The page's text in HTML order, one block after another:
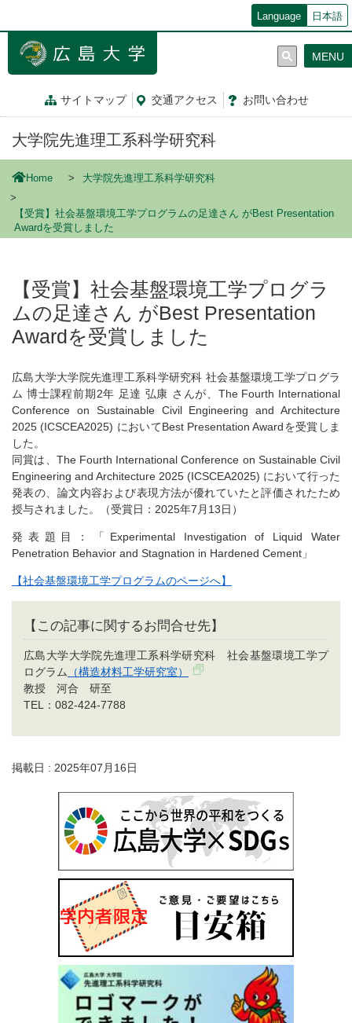
ン
Language 日本語
サイトマップ 交通アクセス お問い合わせ
MENU
大学院先進理工系科学研究科
Home 大学院先進理工系科学研究科
【受賞】社会基盤環境工学プログラムの足達さん がBest Presentation
Awardを受賞しました
【受賞】社会基盤環境工学プログラ
ムの足達さん がBest Presentation
Awardを受賞しました
広島大学大学院先進理工系科学研究科 社会基盤環境工学プログラ
ム 博士課程前期2年 足達 弘康 さんが、The Fourth International
Conference on Sustainable Civil Engineering and Architecture
2025 (ICSCEA2025) においてBest Presentation Awardを受賞しま
した。
同賞は、The Fourth International Conference on Sustainable Civil
Engineering and Architecture 2025 (ICSCEA2025) において行った
発表の、論文内容および表現方法が優れていたと評価されたため
授与されました。（受賞日：2025年7月13日）
発表題目：「Experimental Investigation of Liquid Water
Penetration Behavior and Stagnation in Hardened Cement」
【社会基盤環境工学プログラムのページへ】
【この記事に関するお問合せ先】
広島大学大学院先進理工系科学研究科 社会基盤環境工学プ
ログラム
（構造材料工学研究室）
教授 河合 研至
TEL：082-424-7788
掲載日 : 2025年07月16日